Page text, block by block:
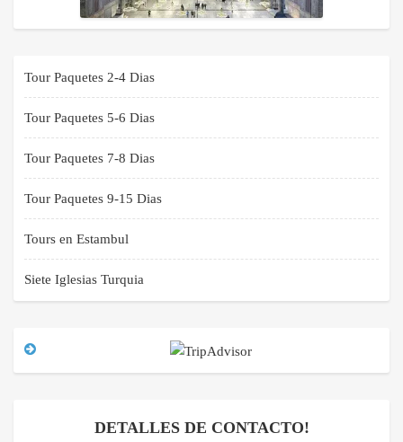
Tour Paquetes 2-4 Dias
Tour Paquetes 5-6 Dias
Tour Paquetes 7-8 Dias
Tour Paquetes 9-15 Dias
Tours en Estambul
Siete Iglesias Turquia
DETALLES DE CONTACTO!